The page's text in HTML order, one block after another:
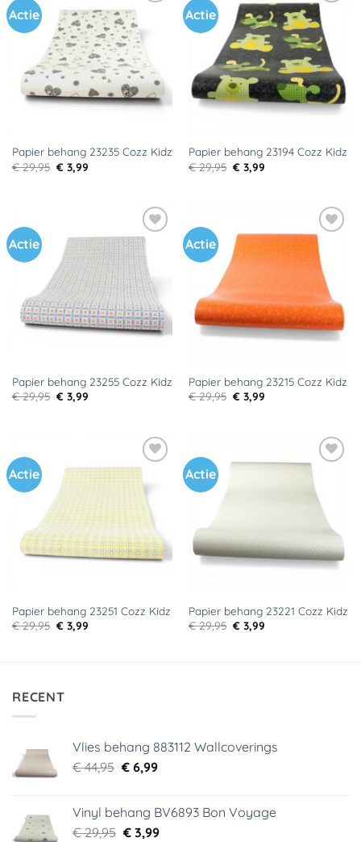
Actie
Toevoegen
aan
verlanglijst
Papier behang 23235 Cozz Kidz
€29,95 Oorspronkelijke
prijs
€ 3,99Huidige
Actie
Toevoegen
aan
verlanglijst
Papier behang 23194 Cozz Kidz
€29,95 Oorspronkelijke
prijs
€ 3,99Huidige
Actie
Toevoegen
aan
verlanglijst
Papier behang 23255 Cozz Kidz
€29,95 Oorspronkelijke
prijs
€ 3,99Huidige
Actie
Toevoegen
aan
verlanglijst
Papier behang 23215 Cozz Kidz
€29,95 Oorspronkelijke
prijs
€ 3,99Huidige
Actie
Toevoegen
aan
verlanglijst
Papier behang 23251 Cozz Kidz
€29,95 Oorspronkelijke
prijs
€ 3,99Huidige
Actie
aan
verlanglijst
Papier behang 23221 Cozz Kidz
€29,95 Oorspronkelijke
prijs
€ 3,99Huidige
RECENT
Vlies behang 883112 Wallcoverings
€44,95 Oorspronkelijke
€ 44,95.
€6,99Huidige
€ 6,99.
Vinyl behang BV6893 Bon Voyage
€29,95 Oorspronkelijke
€3,99Huidige